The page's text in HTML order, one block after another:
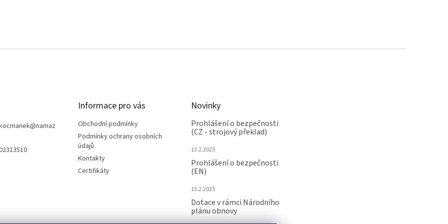
@namaz
Informace pro vás
Obchodní podmínky
Podmínky ochrany osobních
údajů
Kontakty
Certifikáty
Novinky
Prohlášení o bezpečnosti
(CZ - strojový překlad)
13.2.2025
Prohlášení o bezpečnosti
(EN)
13.2.2025
Dotace v rámci Národního
plánu obnovy